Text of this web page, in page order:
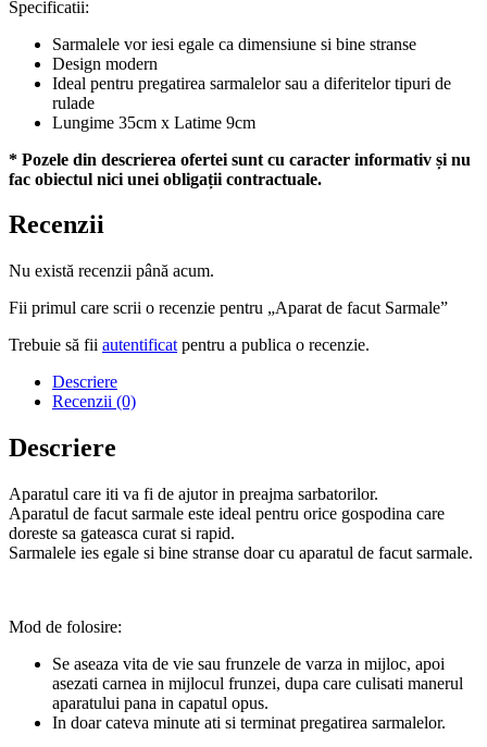
Specificatii:
Sarmalele vor iesi egale ca dimensiune si bine stranse
Design modern
Ideal pentru pregatirea sarmalelor sau a diferitelor tipuri de
rulade
Lungime 35cm x Latime 9cm
* Pozele din descrierea ofertei sunt cu caracter informativ și nu
fac obiectul nici unei obligații contractuale.
Recenzii
Nu există recenzii până acum.
Fii primul care scrii o recenzie pentru „Aparat de facut Sarmale”
Trebuie să fii autentificat pentru a publica o recenzie.
Descriere
Recenzii (0)
Descriere
Aparatul care iti va fi de ajutor in preajma sarbatorilor.
Aparatul de facut sarmale este ideal pentru orice gospodina care
doreste sa gateasca curat si rapid.
Sarmalele ies egale si bine stranse doar cu aparatul de facut sarmale.
Mod de folosire:
Se aseaza vita de vie sau frunzele de varza in mijloc, apoi
asezati carnea in mijlocul frunzei, dupa care culisati manerul
aparatului pana in capatul opus.
In doar cateva minute ati si terminat pregatirea sarmalelor.